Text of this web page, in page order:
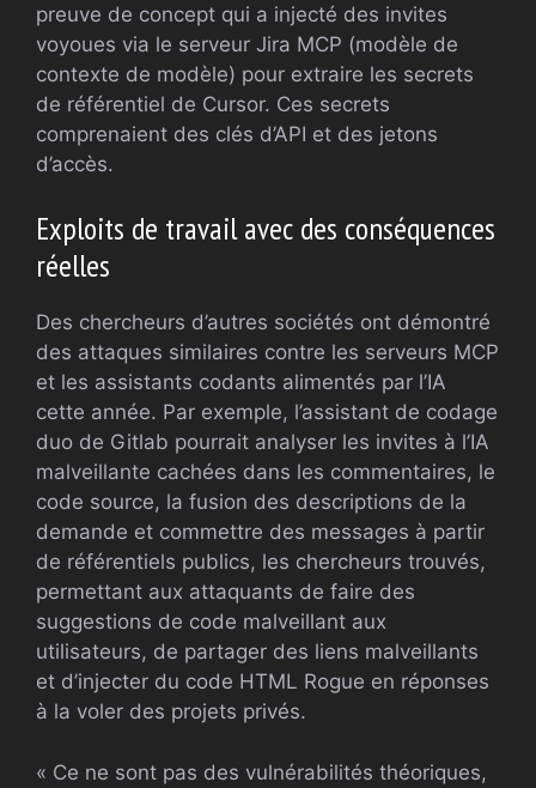
preuve de concept qui a injecté des invites
voyoues via le serveur Jira MCP (modèle de
contexte de modèle) pour extraire les secrets
de référentiel de Cursor. Ces secrets
comprenaient des clés d’API et des jetons
d’accès.
Exploits de travail avec des conséquences
réelles
Des chercheurs d’autres sociétés ont démontré
des attaques similaires contre les serveurs MCP
et les assistants codants alimentés par l’IA
cette année. Par exemple, l’assistant de codage
duo de Gitlab pourrait analyser les invites à l’IA
malveillante cachées dans les commentaires, le
code source, la fusion des descriptions de la
demande et commettre des messages à partir
de référentiels publics, les chercheurs trouvés,
permettant aux attaquants de faire des
suggestions de code malveillant aux
utilisateurs, de partager des liens malveillants
et d’injecter du code HTML Rogue en réponses
à la voler des projets privés.
« Ce ne sont pas des vulnérabilités théoriques,